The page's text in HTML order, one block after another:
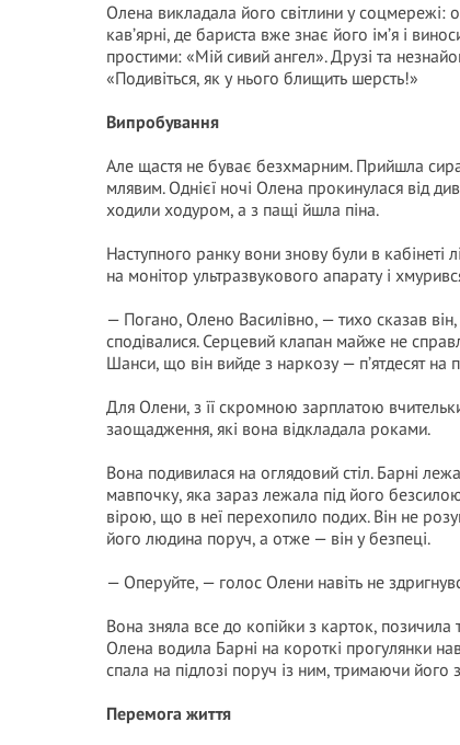
Олена викладала його світлини у соцмережі:
кав’ярні, де бариста вже знає його ім’я і
простими: «Мій сивий ангел». Друзі та
«Подивіться, як у нього блищить шерсть!»
Випробування
Але щастя не буває безхмарним. Прийшла
млявим. Однієї ночі Олена прокинулася від
ходили ходуром, а з пащі йшла піна.
Наступного ранку вони знову були в кабінеті
на монітор ультразвукового апарату і
— Погано, Олено Василівно, — тихо сказав
сподівалися. Серцевий клапан майже не
Шанси, що він вийде з наркозу — п’ятдесят
Для Олени, з її скромною зарплатою
заощадження, які вона відкладала роками.
Вона подивилася на оглядовий стіл. Барні
мавпочку, яка зараз лежала під його
вірою, що в неї перехопило подих. Він не
його людина поруч, а отже — він у безпеці.
— Оперуйте, — голос Олени навіть не
Вона зняла все до копійки з карток,
Олена водила Барні на короткі прогулянки
спала на підлозі поруч із ним, тримаючи його
Перемога життя